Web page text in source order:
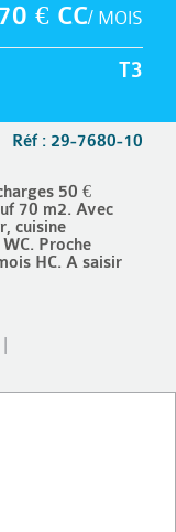
€ CC/ MOIS
T3
Réf : 29-7680-10
50 €
70 m2. Avec
cuisine
Proche
HC. A saisir